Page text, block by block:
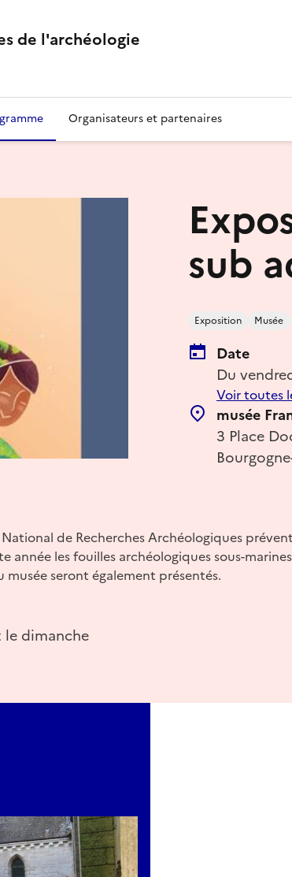
de l'archéologie
Organisateurs et partenaires
sub
Exposition Musée
Date
Du
Voir toutes
musée
3 Place
de Recherches Archéologiques
année les fouilles archéologiques sous-
seront également présentés.
le dimanche